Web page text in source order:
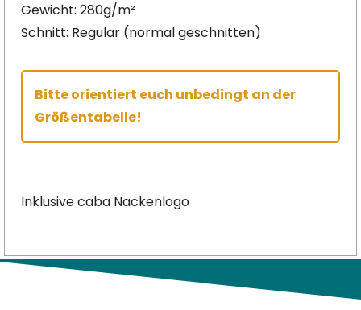
Gewicht: 280g/m²
Schnitt: Regular (normal geschnitten)
Bitte orientiert euch unbedingt an der
Größentabelle!
Inklusive caba Nackenlogo